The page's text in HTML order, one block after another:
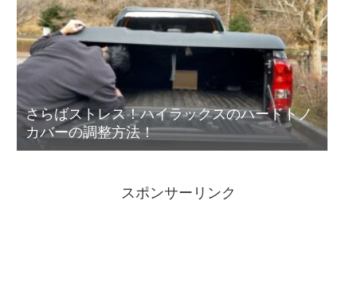
さらばストレス！ハイラックスのハードトノ
カバーの調整方法！
スポンサーリンク